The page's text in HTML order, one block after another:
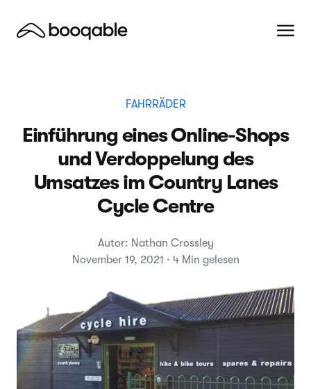
FAHRRÄDER
Einführung eines Online-Shops
und Verdoppelung des
Umsatzes im Country Lanes
Cycle Centre
Autor: Nathan Crossley
November 19, 2021 · 4 Min gelesen